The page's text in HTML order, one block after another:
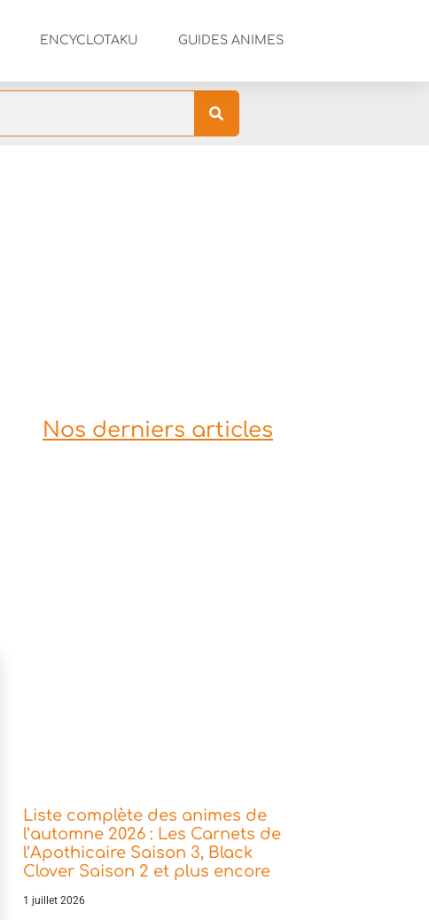
ENCYCLOTAKU GUIDES ANIMES
Nos derniers articles
Liste complète des animes de
l’automne 2026 : Les Carnets de
l’Apothicaire Saison 3, Black
Clover Saison 2 et plus encore
1 juillet 2026